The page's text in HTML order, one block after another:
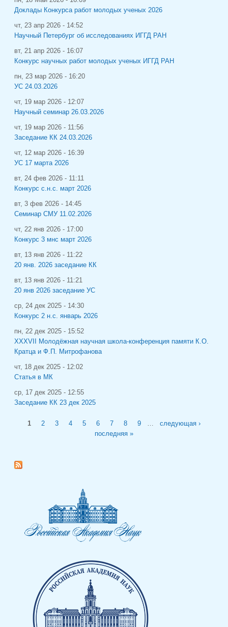
Доклады Конкурса работ молодых ученых 2026
чт, 23 апр 2026 - 14:52
Научный Петербург об исследованиях ИГГД РАН
вт, 21 апр 2026 - 16:07
Конкурс научных работ молодых ученых ИГГД РАН
пн, 23 мар 2026 - 16:20
УС 24.03.2026
чт, 19 мар 2026 - 12:07
Научный семинар 26.03.2026
чт, 19 мар 2026 - 11:56
Заседание КК 24.03.2026
чт, 12 мар 2026 - 16:39
УС 17 марта 2026
вт, 24 фев 2026 - 11:11
Конкурс с.н.с. март 2026
вт, 3 фев 2026 - 14:45
Семинар СМУ 11.02.2026
чт, 22 янв 2026 - 17:00
Конкурс 3 мнс март 2026
вт, 13 янв 2026 - 11:22
20 янв. 2026 заседание КК
вт, 13 янв 2026 - 11:21
20 янв 2026 заседание УС
ср, 24 дек 2025 - 14:30
Конкурс 2 н.с. январь 2026
пн, 22 дек 2025 - 15:52
XXXVII Молодёжная научная школа-конференция памяти К.О.
Кратца и Ф.П. Митрофанова
чт, 18 дек 2025 - 12:02
Статья в МК
ср, 17 дек 2025 - 12:55
Заседание КК 23 дек 2025
Страницы
1 2 3 4 5 6 7 8 9
следующая ›
последняя »